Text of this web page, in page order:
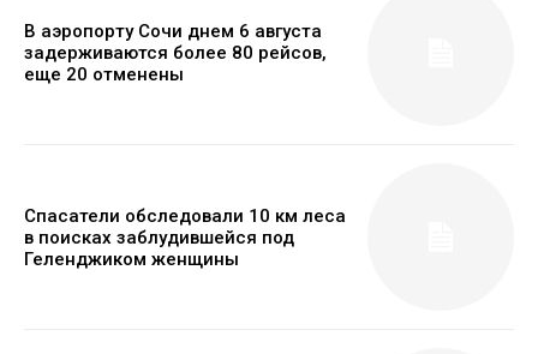
В аэропорту Сочи днем 6 августа
задерживаются более 80 рейсов,
еще 20 отменены
Спасатели обследовали 10 км леса
в поисках заблудившейся под
Геленджиком женщины